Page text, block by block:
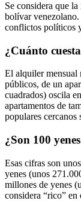
Se considera que
bolívar
conflictos políticos
¿Cuánto
El alquiler mensual
públicos, de un
cuadrados) oscila
apartamentos de
populares cercanos
¿Son 100
Esas cifras son
yenes (unos
millones de yenes
considera “rico” en